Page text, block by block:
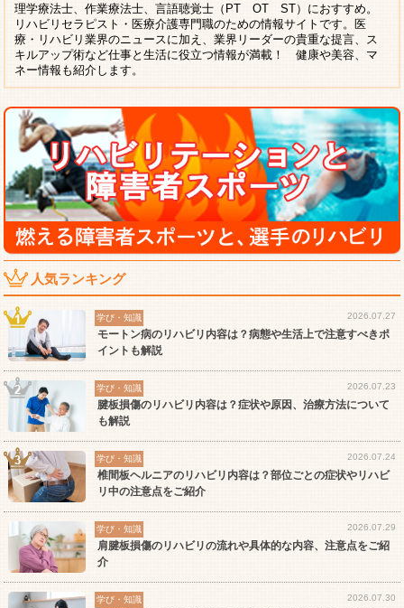
理学療法士、作業療法士、言語聴覚士（PT OT ST）におすすめ。
リハビリセラピスト・医療介護専門職のための情報サイトです。医
療・リハビリ業界のニュースに加え、業界リーダーの貴重な提言、ス
キルアップ術など仕事と生活に役立つ情報が満載！ 健康や美容、マ
ネー情報も紹介します。
人気ランキング
学び・知識 2026.07.27
モートン病のリハビリ内容は？病態や生活上で注意すべきポ
イントも解説
学び・知識 2026.07.23
腱板損傷のリハビリ内容は？症状や原因、治療方法について
も解説
学び・知識 2026.07.24
椎間板ヘルニアのリハビリ内容は？部位ごとの症状やリハビ
リ中の注意点をご紹介
学び・知識 2026.07.29
肩腱板損傷のリハビリの流れや具体的な内容、注意点をご紹
介
学び・知識 2026.07.30